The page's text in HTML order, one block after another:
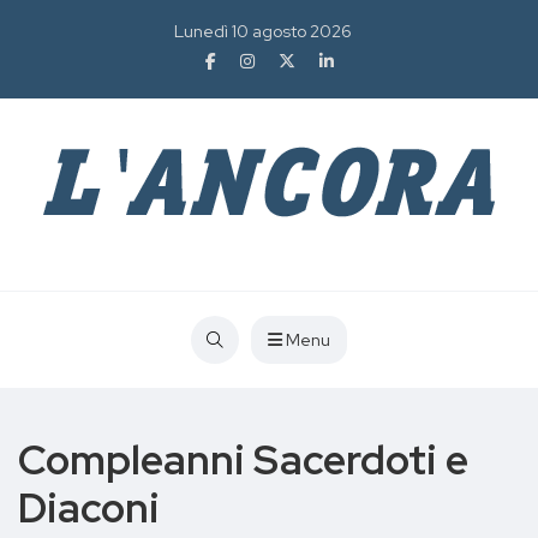
Lunedì 10 agosto 2026
Menu
Compleanni Sacerdoti e
Diaconi